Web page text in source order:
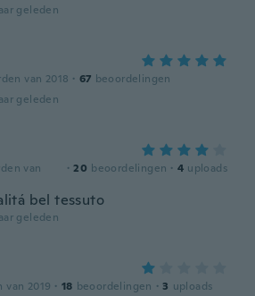
geleden
van 2018 · 67 beoordelingen
geleden
van
· 20 beoordelingen · 4 uploads
bel tessuto
geleden
van 2019 · 18 beoordelingen · 3 uploads